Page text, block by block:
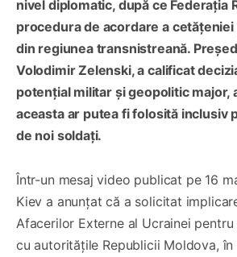
nivel diplomatic, după ce Federația
procedura de acordare a
din regiunea transnistreană.
Volodimir Zelenski, a calificat
potențial militar și geopolitic major,
aceasta ar putea fi folosită inclusiv
de noi soldați.
Într-un mesaj video publicat pe 16
Kiev a anunțat că a solicitat
Afacerilor Externe al Ucrainei
cu autoritățile Republicii Moldova, în